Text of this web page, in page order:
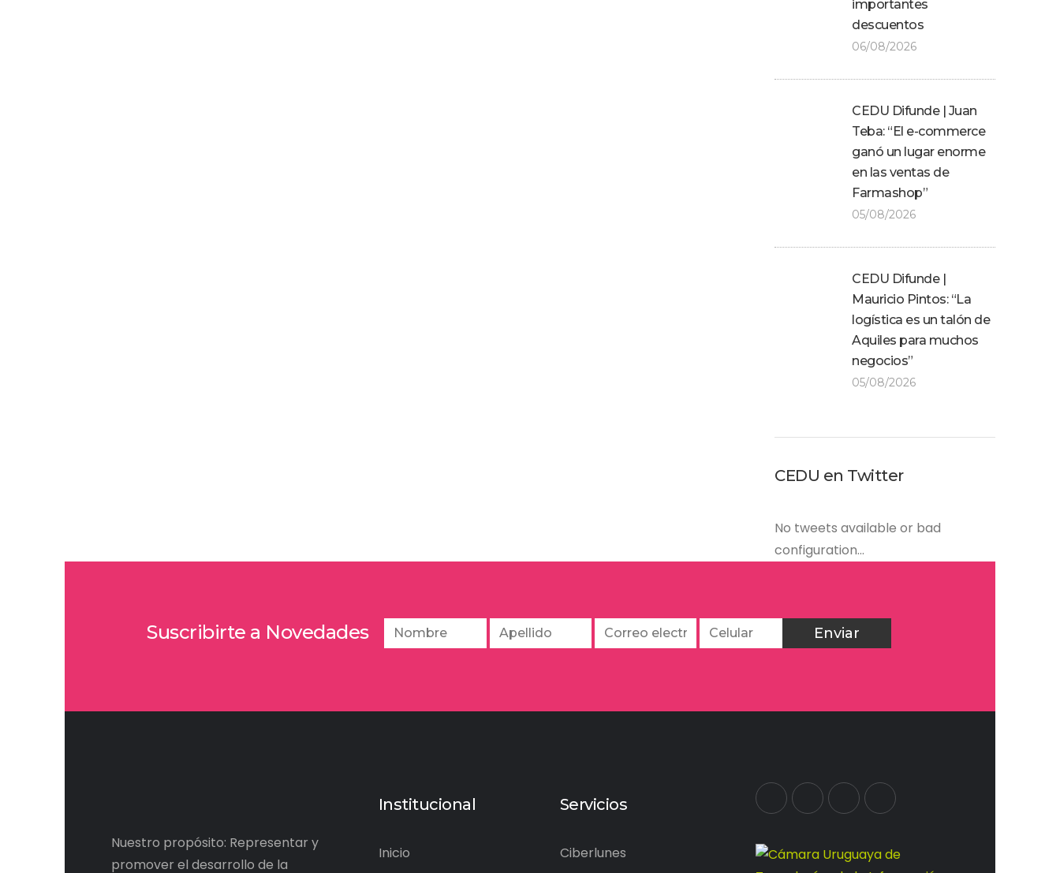
importantes
descuentos
06/08/2026
CEDU Difunde | Juan
Teba: “El e-commerce
ganó un lugar enorme
en las ventas de
Farmashop”
05/08/2026
CEDU Difunde |
Mauricio Pintos: “La
logística es un talón de
Aquiles para muchos
negocios”
05/08/2026
CEDU en Twitter
No tweets available or bad
configuration...
Suscribirte a Novedades
Nuestro propósito: Representar y
promover el desarrollo de la
Institucional
Inicio
Servicios
Ciberlunes